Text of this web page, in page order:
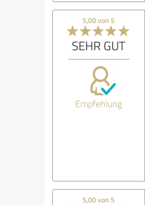
5,00 von 5
SEHR GUT
Empfehlung
5,00 von 5